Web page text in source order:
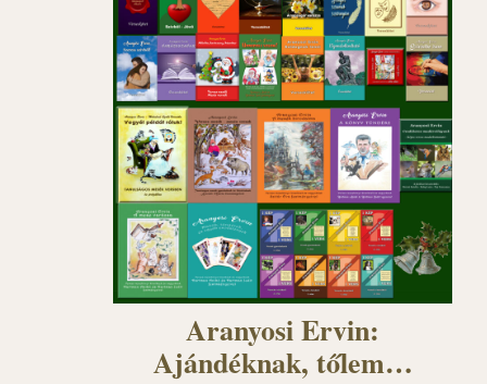
Aranyosi Ervin:
Ajándéknak, tőlem…